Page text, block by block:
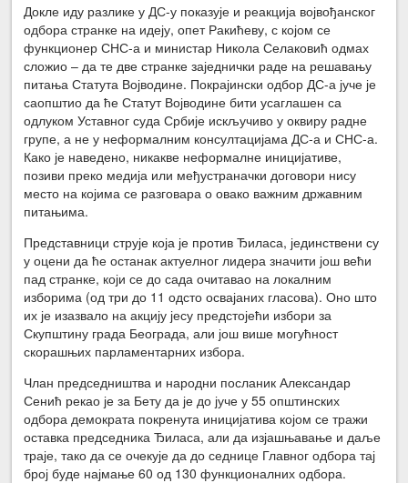
Докле иду разлике у ДС-у показује и реакција војвођанског
одбора странке на идеју, опет Ракићеву, с којом се
функционер СНС-а и министар Никола Селаковић одмах
сложио – да те две странке заједнички раде на решавању
питања Статута Војводине. Покрајински одбор ДС-а јуче је
саопштио да ће Статут Војводине бити усаглашен са
одлуком Уставног суда Србије искључиво у оквиру радне
групе, а не у неформалним консултацијама ДС-а и СНС-а.
Како је наведено, никакве неформалне иницијативе,
позиви преко медија или међустраначки договори нису
место на којима се разговара о овако важним државним
питањима.
Представници струје која је против Ђиласа, јединствени су
у оцени да ће останак актуелног лидера значити још већи
пад странке, који се до сада очитавао на локалним
изборима (од три до 11 одсто освајаних гласова). Оно што
их је изазвало на акцију јесу предстојећи избори за
Скупштину града Београда, али још више могућност
скорашњих парламентарних избора.
Члан председништва и народни посланик Александар
Сенић рекао је за Бету да је до јуче у 55 општинских
одбора демократа покренута иницијатива којом се тражи
оставка председника Ђиласа, али да изјашњавање и даље
траје, тако да се очекује да до седнице Главног одбора тај
број буде најмање 60 од 130 функционалних одбора.